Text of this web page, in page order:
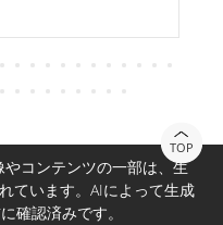
TOP
コンテンツの一部は、生
ています。AIによって生成
確認済みです。